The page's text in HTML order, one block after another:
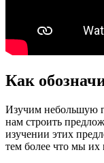
Как
Изучим небольшую
нам строить
изучении этих
тем более что мы их